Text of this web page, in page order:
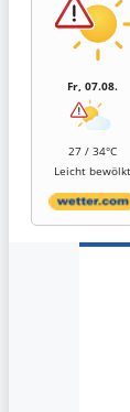
Fr, 07.08.
27 / 34°C
Leicht bewölkt